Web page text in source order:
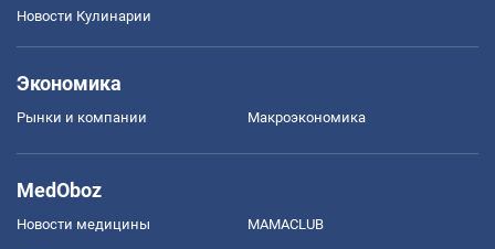
Новости Кулинарии
Экономика
Рынки и компании Mакроэкономика
MedOboz
Новости медицины MAMACLUB